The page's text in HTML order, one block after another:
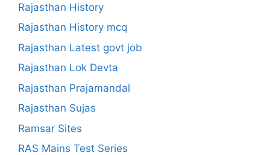
Rajasthan History
Rajasthan History mcq
Rajasthan Latest govt job
Rajasthan Lok Devta
Rajasthan Prajamandal
Rajasthan Sujas
Ramsar Sites
RAS Mains Test Series